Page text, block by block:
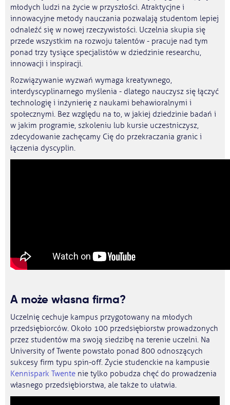
młodych ludzi na życie w przyszłości. Atraktycjne i
innowacyjne metody nauczania pozwalają studentom lepiej
odnaleźć się w nowej rzeczywistości. Uczelnia skupia się
przede wszystkim na rozwoju talentów - pracuje nad tym
ponad trzy tysiące specjalistów w dziedzinie researchu,
innowacji i inspiracji.
Rozwiązywanie wyzwań wymaga kreatywnego,
interdyscyplinarnego myślenia - dlatego nauczysz się łączyć
technologię i inżynierię z naukami behawioralnymi i
społecznymi. Bez względu na to, w jakiej dziedzinie badań i
w jakim programie, szkoleniu lub kursie uczestniczysz,
zdecydowanie zachęcamy Cię do przekraczania granic i
łączenia dyscyplin.
A może własna firma?
Uczelnię cechuje kampus przygotowany na młodych
przedsiębiorców. Około 100 przedsiębiorstw prowadzonych
przez studentów ma swoją siedzibę na terenie uczelni. Na
University of Twente powstało ponad 800 odnoszących
sukcesy firm typu spin-off. Życie studenckie na kampusie
Kennispark Twente nie tylko pobudza chęć do prowadzenia
własnego przedsiębiorstwa, ale także to ułatwia.